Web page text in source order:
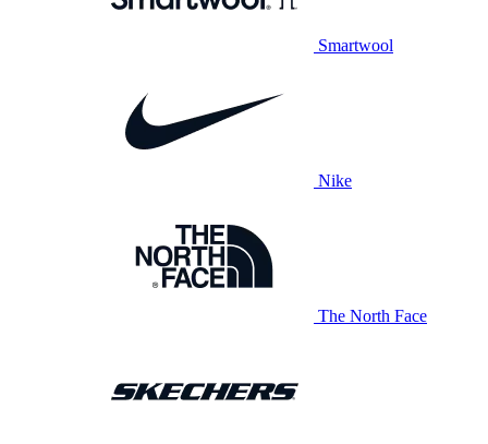
Smartwool
Nike
The North Face